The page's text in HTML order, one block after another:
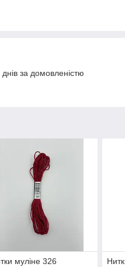
за домовленістю
муліне 326